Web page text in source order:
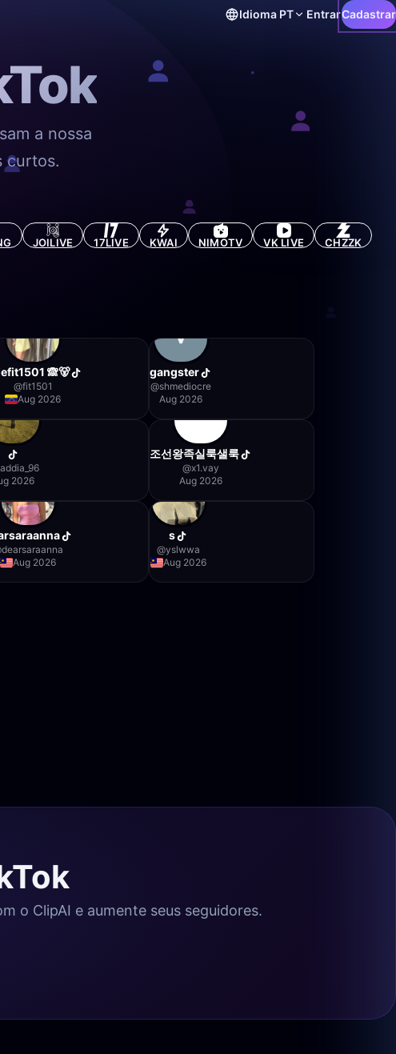
Idioma PT EntrarCadastrar
a nossa
curtos.
JOILIVE 17LIVE KWAI NIMOTV VK LIVE
CHZZK
🙈🐻
@fit1501
Aug 2026
gangster
@shmediocre
Aug 2026
2026
조선왕족실룩샐룩
@x1.vay
Aug 2026
dearsaraanna
Aug 2026
s
@yslwwa
Aug 2026
o ClipAI e aumente seus seguidores.